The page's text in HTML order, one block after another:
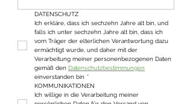
DATENSCHUTZ
Ich erkläre, dass ich sechzehn Jahre alt bin, und
falls ich unter sechzehn Jahre alt bin, dass ich
vom Träger der elterlichen Verantwortung dazu
ermächtigt wurde, und daher mit der
Verarbeitung meiner personenbezogenen Daten
gemäß den Datenschutzbestimmungen
einverstanden bin *
KOMMUNIKATIONEN
Ich willige in die Verarbeitung meiner